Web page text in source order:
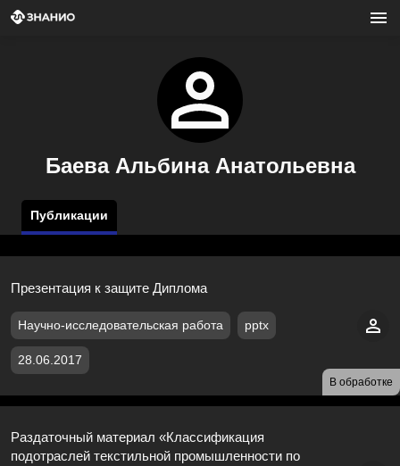
Баева Альбина Анатольевна
Публикации
В обработке
Презентация к защите Диплома
Научно-исследовательская работа pptx
28.06.2017
Раздаточный материал «Классификация
подотраслей текстильной промышленности по